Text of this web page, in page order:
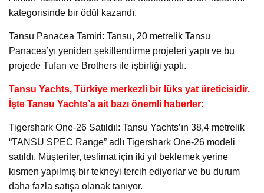
kategorisinde bir ödül kazandı.
Tansu Panacea Tamiri: Tansu, 20 metrelik Tansu
Panacea’yı yeniden şekillendirme projeleri yaptı ve bu
projede Tufan ve Brothers ile işbirliği yaptı.
Tansu Yachts, Türkiye merkezli bir lüks yat üreticisidir.
İşte Tansu Yachts’a ait bazı önemli haberler:
Tigershark One-26 Satıldı!: Tansu Yachts’ın 38,4 metrelik
“TANSU SPEC Range” adlı Tigershark One-26 modeli
satıldı. Müşteriler, teslimat için iki yıl beklemek yerine
kısmen yapılmış bir tekneyi tercih ediyorlar ve bu durum
daha fazla satışa olanak tanıyor.